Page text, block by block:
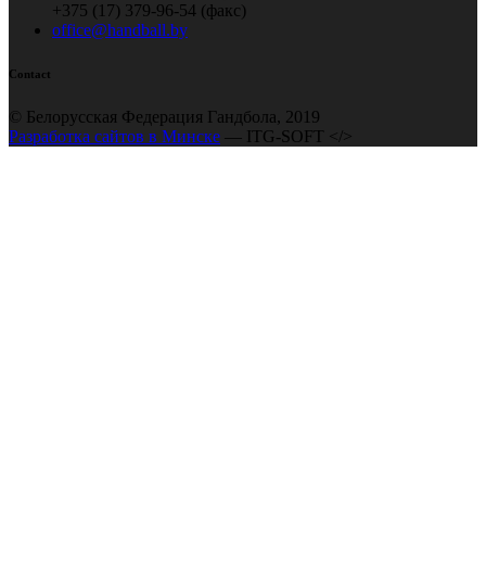
+375 (17) 379-96-54 (факс)
office@handball.by
Contact
© Белорусская Федерация Гандбола, 2019
Разработка сайтов в Минске — ITG-SOFT </>